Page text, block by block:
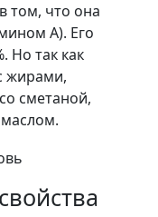
том, что она
А). Его
Но так как
жирами,
сметаной,